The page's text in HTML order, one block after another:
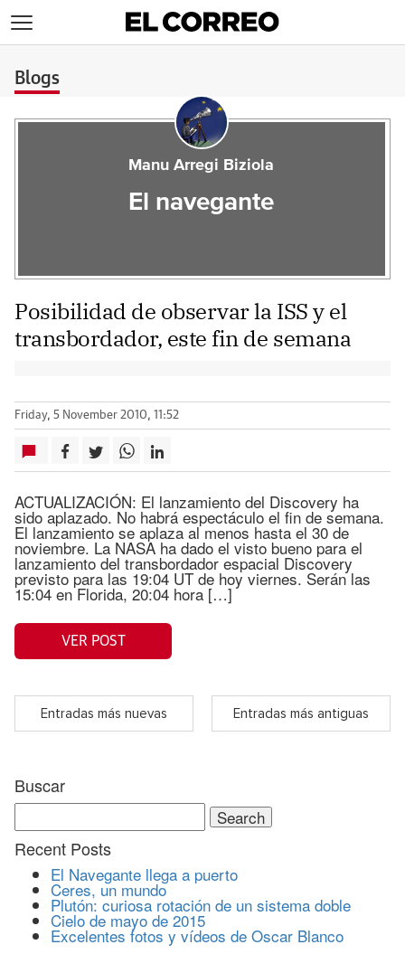
Blogs
Manu Arregi Biziola
El navegante
Posibilidad de observar la ISS y el
transbordador, este fin de semana
Friday, 5 November 2010, 11:52
ACTUALIZACIÓN: El lanzamiento del Discovery ha
sido aplazado. No habrá espectáculo el fin de semana.
El lanzamiento se aplaza al menos hasta el 30 de
noviembre. La NASA ha dado el visto bueno para el
lanzamiento del transbordador espacial Discovery
previsto para las 19:04 UT de hoy viernes. Serán las
15:04 en Florida, 20:04 hora […]
VER POST
Entradas más nuevas Entradas más antiguas
Buscar
Search
for:
Recent Posts
El Navegante llega a puerto
Ceres, un mundo
Plutón: curiosa rotación de un sistema doble
Cielo de mayo de 2015
Excelentes fotos y vídeos de Oscar Blanco